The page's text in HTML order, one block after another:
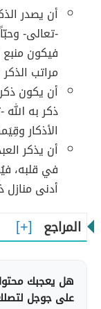
أن يصدر
-تعالى-
فيكون
مراتب
أن يكون
ذكر به
الأذكار
أن يذكر
في قلبه،
أدنى منازل
المراجع
هل يعجبك
على جوجل لتصلك